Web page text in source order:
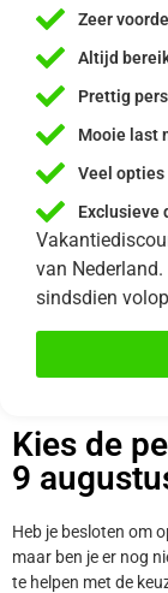
Zeer
Altijd
Prettig
Mooie last
Veel opties
Exclusieve
van
sindsdien
Kies de
9
Heb je besloten om
maar ben je er nog
te helpen met de